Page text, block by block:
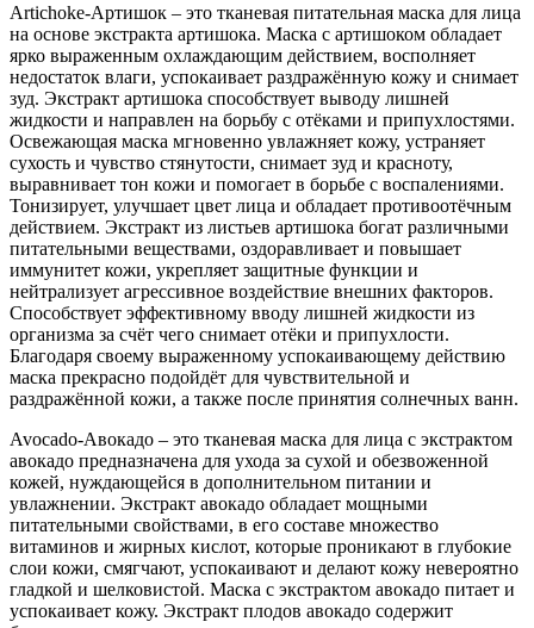
Artichoke-Артишок – это тканевая питательная маска для лица
на основе экстракта артишока. Маска с артишоком обладает
ярко выраженным охлаждающим действием, восполняет
недостаток влаги, успокаивает раздражённую кожу и снимает
зуд. Экстракт артишока способствует выводу лишней
жидкости и направлен на борьбу с отёками и припухлостями.
Освежающая маска мгновенно увлажняет кожу, устраняет
сухость и чувство стянутости, снимает зуд и красноту,
выравнивает тон кожи и помогает в борьбе с воспалениями.
Тонизирует, улучшает цвет лица и обладает противоотёчным
действием. Экстракт из листьев артишока богат различными
питательными веществами, оздоравливает и повышает
иммунитет кожи, укрепляет защитные функции и
нейтрализует агрессивное воздействие внешних факторов.
Способствует эффективному вводу лишней жидкости из
организма за счёт чего снимает отёки и припухлости.
Благодаря своему выраженному успокаивающему действию
маска прекрасно подойдёт для чувствительной и
раздражённой кожи, а также после принятия солнечных ванн.
Avocado-Авокадо – это тканевая маска для лица с экстрактом
авокадо предназначена для ухода за сухой и обезвоженной
кожей, нуждающейся в дополнительном питании и
увлажнении. Экстракт авокадо обладает мощными
питательными свойствами, в его составе множество
витаминов и жирных кислот, которые проникают в глубокие
слои кожи, смягчают, успокаивают и делают кожу невероятно
гладкой и шелковистой. Маска с экстрактом авокадо питает и
успокаивает кожу. Экстракт плодов авокадо содержит